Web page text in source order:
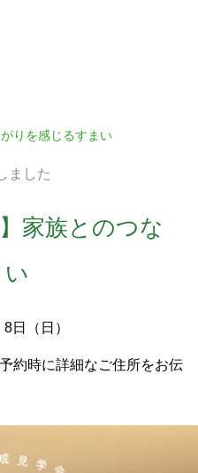
りを感じるすまい
ました
家族とのつな
日（日）
約時に詳細なご住所をお伝